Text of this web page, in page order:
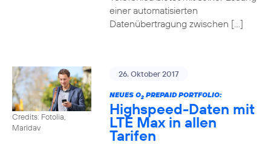
einer automatisierten
Datenübertragung zwischen […]
Credits: Fotolia,
Maridav
26. Oktober 2017
NEUES O2PREPAID PORTFOLIO:
Highspeed-Daten mit
LTE Max in allen
Tarifen